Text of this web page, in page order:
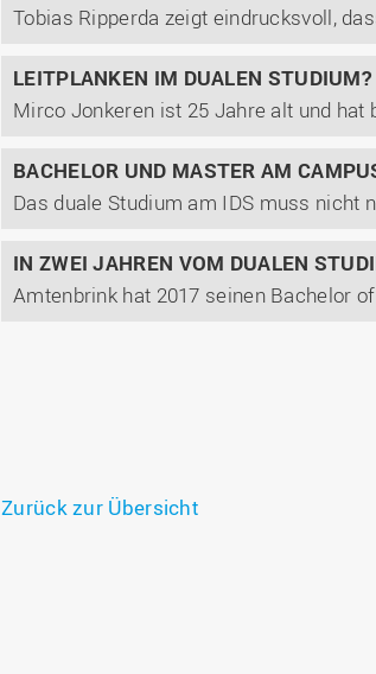
LEITPLANKEN IM DUALEN
BACHELOR UND MASTER AM
IN ZWEI JAHREN VOM DUALEN
Zurück zur Übersicht